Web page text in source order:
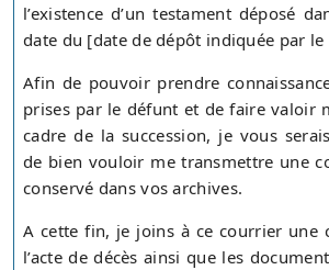
l’existence d’un testament déposé
date du [date de dépôt indiquée par le
Afin de pouvoir prendre
prises par le défunt et de faire valoir
cadre de la succession, je vous
de bien vouloir me transmettre une
conservé dans vos archives.
A cette fin, je joins à ce courrier une
l’acte de décès ainsi que les